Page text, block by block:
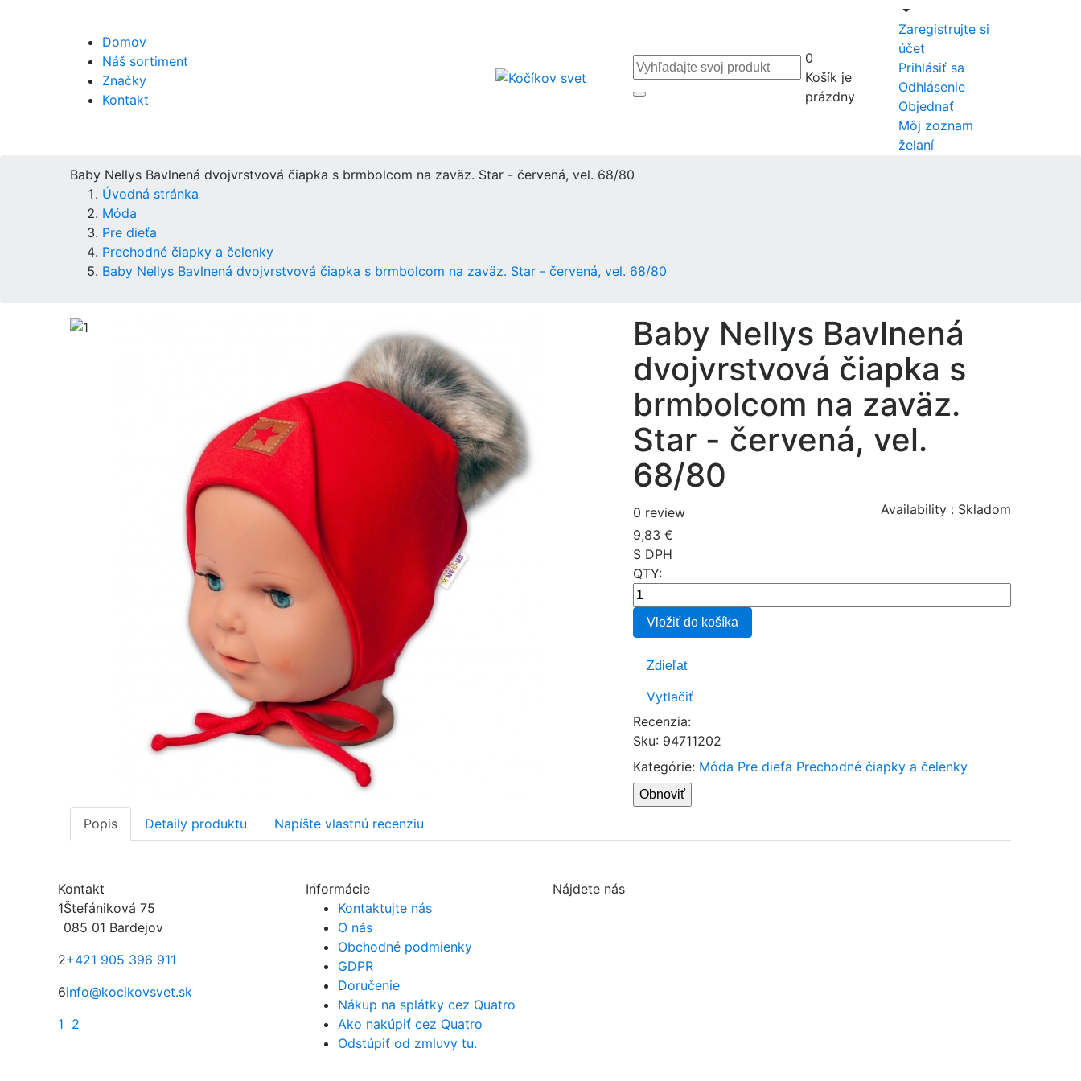
Domov
Náš sortiment
Značky
Kontakt
0
Košík je
prázdny
Zaregistrujte si
účet
Prihlásiť sa
Odhlásenie
Objednať
Môj zoznam
želaní
Baby Nellys Bavlnená dvojvrstvová čiapka s brmbolcom na zaväz. Star - červená, vel. 68/80
Úvodná stránka
Móda
Pre dieťa
Prechodné čiapky a čelenky
Baby Nellys Bavlnená dvojvrstvová čiapka s brmbolcom na zaväz. Star - červená, vel. 68/80
Baby Nellys Bavlnená
dvojvrstvová čiapka s
brmbolcom na zaväz.
Star - červená, vel.
68/80
0 review Availability : Skladom
9,83 €
S DPH
QTY:
Vložiť do košíka
Zdieľať
Vytlačiť
Recenzia:
Sku: 94711202
Kategórie: Móda Pre dieťa Prechodné čiapky a čelenky
Popis Detaily produktu Napíšte vlastnú recenziu
Kontakt
1Štefániková 75
085 01 Bardejov
2+421 905 396 911
6info@kocikovsvet.sk
1 2
Informácie
Kontaktujte nás
O nás
Obchodné podmienky
GDPR
Doručenie
Nákup na splátky cez Quatro
Ako nakúpiť cez Quatro
Odstúpiť od zmluvy tu.
Nájdete nás